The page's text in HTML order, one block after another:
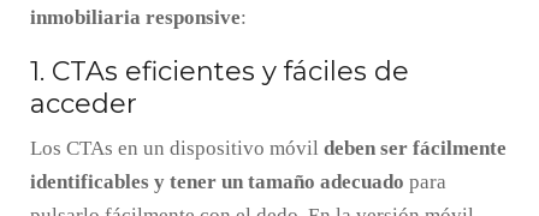
inmobiliaria responsive:
1. CTAs eficientes y fáciles de
acceder
Los CTAs en un dispositivo móvil deben ser fácilmente
identificables y tener un tamaño adecuado para